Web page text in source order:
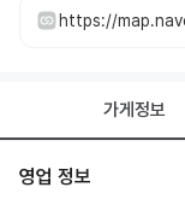
가게정보
영업 정보